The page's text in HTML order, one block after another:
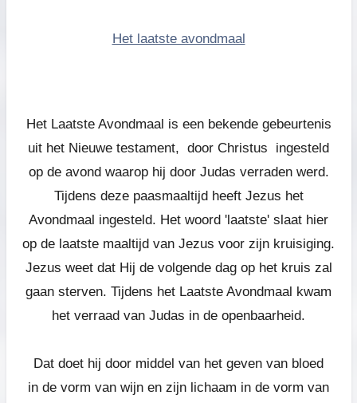
Het laatste avondmaal
Het Laatste Avondmaal is een bekende gebeurtenis
uit het Nieuwe testament, door Christus ingesteld
op de avond waarop hij door Judas verraden werd.
Tijdens deze paasmaaltijd heeft Jezus het
Avondmaal ingesteld. Het woord 'laatste' slaat hier
op de laatste maaltijd van Jezus voor zijn kruisiging.
Jezus weet dat Hij de volgende dag op het kruis zal
gaan sterven. Tijdens het Laatste Avondmaal kwam
het verraad van Judas in de openbaarheid.
Dat doet hij door middel van het geven van bloed
in de vorm van wijn en zijn lichaam in de vorm van